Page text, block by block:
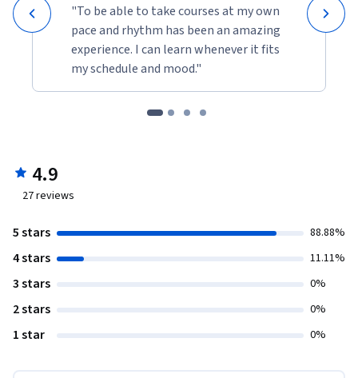
"To be able to take courses at my own
pace and rhythm has been an amazing
experience. I can learn whenever it fits
my schedule and mood."
4.9
27reviews
5 stars 88.88%
4 stars 11.11%
3 stars 0%
2 stars 0%
1 star 0%